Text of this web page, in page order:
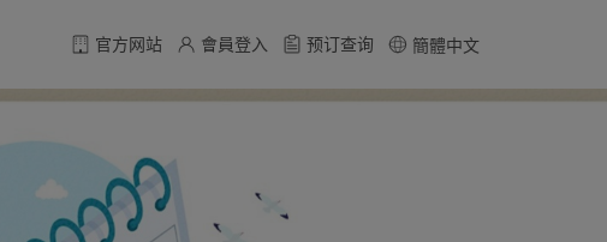
官方网站 會員登入 预订查询 簡體中文